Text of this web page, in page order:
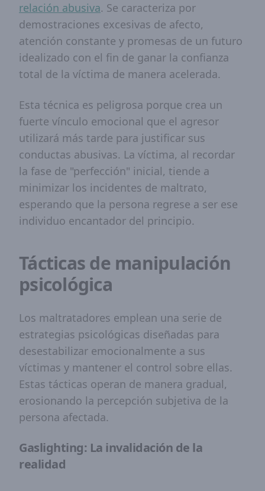
relación abusiva. Se caracteriza por
demostraciones excesivas de afecto,
atención constante y promesas de un futuro
idealizado con el fin de ganar la confianza
total de la víctima de manera acelerada.
Esta técnica es peligrosa porque crea un
fuerte vínculo emocional que el agresor
utilizará más tarde para justificar sus
conductas abusivas. La víctima, al recordar
la fase de "perfección" inicial, tiende a
minimizar los incidentes de maltrato,
esperando que la persona regrese a ser ese
individuo encantador del principio.
Tácticas de manipulación
psicológica
Los maltratadores emplean una serie de
estrategias psicológicas diseñadas para
desestabilizar emocionalmente a sus
víctimas y mantener el control sobre ellas.
Estas tácticas operan de manera gradual,
erosionando la percepción subjetiva de la
persona afectada.
Gaslighting: La invalidación de la
realidad